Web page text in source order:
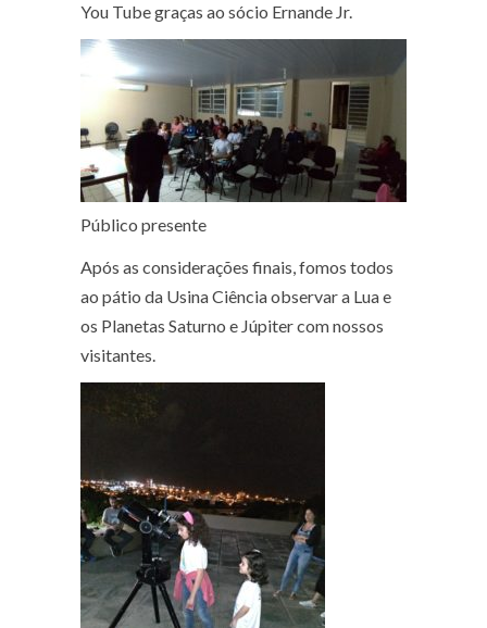
You Tube graças ao sócio Ernande Jr.
Público presente
Após as considerações finais, fomos todos
ao pátio da Usina Ciência observar a Lua e
os Planetas Saturno e Júpiter com nossos
visitantes.